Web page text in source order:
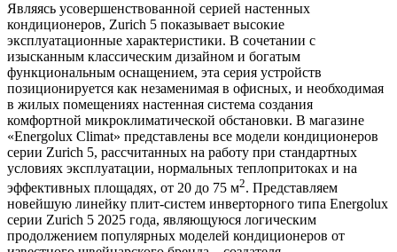
Являясь усовершенствованной серией настенных
кондиционеров, Zurich 5 показывает высокие
эксплуатационные характеристики. В сочетании с
изысканным классическим дизайном и богатым
функциональным оснащением, эта серия устройств
позиционируется как незаменимая в офисных, и необходимая
в жилых помещениях настенная система создания
комфортной микроклиматической обстановки. В магазине
«Energolux Climat» представлены все модели кондиционеров
серии Zurich 5, рассчитанных на работу при стандартных
условиях эксплуатации, нормальных теплопритоках и на
эффективных площадях, от 20 до 75 м2. Представляем
новейшую линейку плит-систем инверторного типа Energolux
серии Zurich 5 2025 года, являющуюся логическим
продолжением популярных моделей кондиционеров от